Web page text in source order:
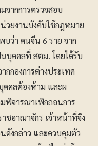
จากการตรวจสอบ
วยงานบังคับใช้กฎหมาย
บว่า คนจีน 6 ราย จาก
บุคคลที่ สตม. โดยได้รับ
กกองการต่างประเทศ
คลต้องห้าม และผ
พิจารณาเพิกถอนการ
ชอาณาจักร เจ้าหน้าที่จึง
ดังกล่าว และควบคุมตัว